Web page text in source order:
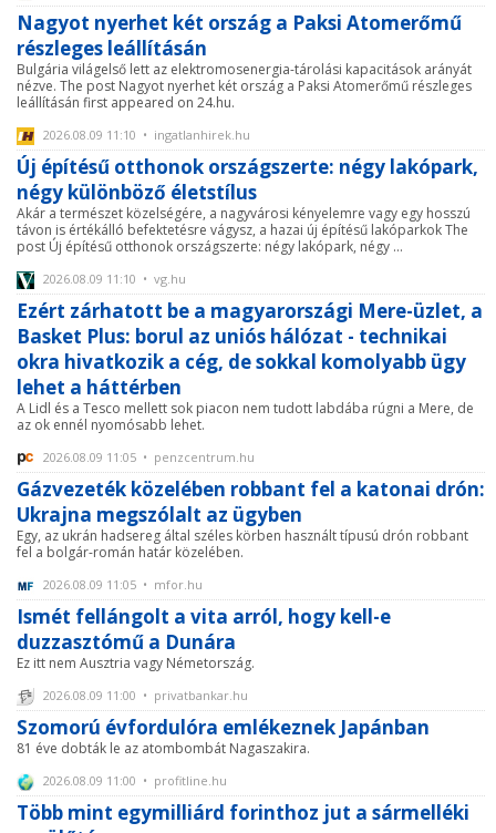
Nagyot nyerhet két ország a Paksi Atomerőmű
részleges leállításán
Bulgária világelső lett az elektromosenergia-tárolási kapacitások arányát
nézve. The post Nagyot nyerhet két ország a Paksi Atomerőmű részleges
leállításán first appeared on 24.hu.
2026.08.09 11:10 • ingatlanhirek.hu
Új építésű otthonok országszerte: négy lakópark,
négy különböző életstílus
Akár a természet közelségére, a nagyvárosi kényelemre vagy egy hosszú
távon is értékálló befektetésre vágysz, a hazai új építésű lakóparkok The
post Új építésű otthonok országszerte: négy lakópark, négy ...
2026.08.09 11:10 • vg.hu
Ezért zárhatott be a magyarországi Mere-üzlet, a
Basket Plus: borul az uniós hálózat - technikai
okra hivatkozik a cég, de sokkal komolyabb ügy
lehet a háttérben
A Lidl és a Tesco mellett sok piacon nem tudott labdába rúgni a Mere, de
az ok ennél nyomósabb lehet.
2026.08.09 11:05 • penzcentrum.hu
Gázvezeték közelében robbant fel a katonai drón:
Ukrajna megszólalt az ügyben
Egy, az ukrán hadsereg által széles körben használt típusú drón robbant
fel a bolgár-román határ közelében.
2026.08.09 11:05 • mfor.hu
Ismét fellángolt a vita arról, hogy kell-e
duzzasztómű a Dunára
Ez itt nem Ausztria vagy Németország.
2026.08.09 11:00 • privatbankar.hu
Szomorú évfordulóra emlékeznek Japánban
81 éve dobták le az atombombát Nagaszakira.
2026.08.09 11:00 • profitline.hu
Több mint egymilliárd forinthoz jut a sármelléki